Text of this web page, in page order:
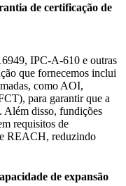
de certificação de
IPC-A-610 e outras
que fornecemos inclui
como AOI,
para garantir que a
Além disso, fundições
requisitos de
REACH, reduzindo
de expansão